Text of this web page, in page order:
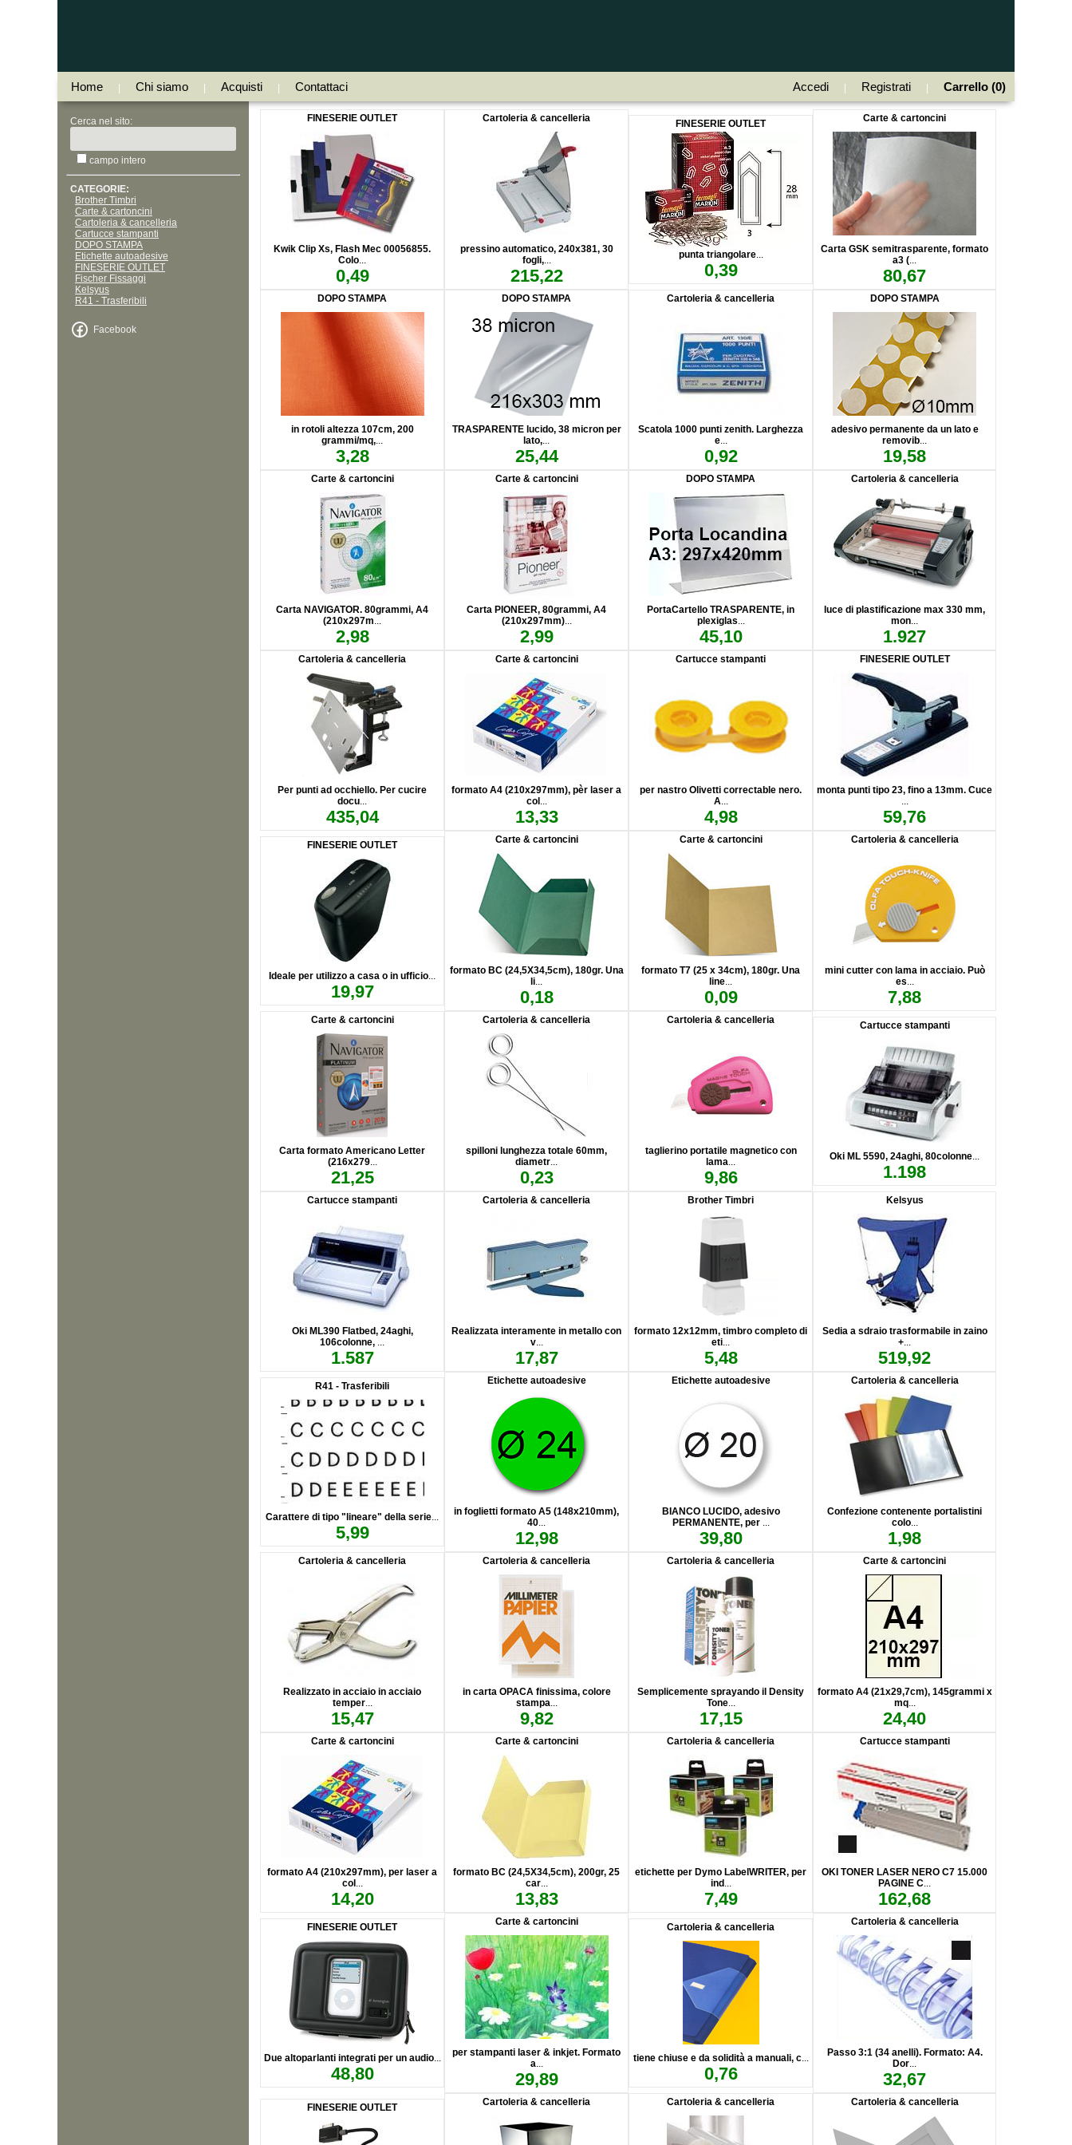
Home Chi siamo Acquisti Contattaci Accedi Registrati Carrello (0)
Cerca nel sito:
campo intero
CATEGORIE:
Brother Timbri
Carte & cartoncini
Cartoleria & cancelleria
Cartucce stampanti
DOPO STAMPA
Etichette autoadesive
FINESERIE OUTLET
Fischer Fissaggi
Kelsyus
R41 - Trasferibili
Facebook
FINESERIE OUTLET
Kwik Clip Xs, Flash Mec 00056855.
Colo...
0,49
Cartoleria & cancelleria
pressino automatico, 240x381, 30
fogli,...
215,22
FINESERIE OUTLET
punta triangolare...
0,39
Carte & cartoncini
Carta GSK semitrasparente, formato
a3 (...
80,67
DOPO STAMPA
in rotoli altezza 107cm, 200
grammi/mq,...
3,28
DOPO STAMPA
TRASPARENTE lucido, 38 micron per
lato,...
25,44
Cartoleria & cancelleria
Scatola 1000 punti zenith. Larghezza
e...
0,92
DOPO STAMPA
adesivo permanente da un lato e
removib...
19,58
Carte & cartoncini
Carta NAVIGATOR. 80grammi, A4
(210x297m...
2,98
Carte & cartoncini
Carta PIONEER, 80grammi, A4
(210x297mm)...
2,99
DOPO STAMPA
PortaCartello TRASPARENTE, in
plexiglas...
45,10
Cartoleria & cancelleria
luce di plastificazione max 330 mm,
mon...
1.927
Cartoleria & cancelleria
Per punti ad occhiello. Per cucire
docu...
435,04
Carte & cartoncini
formato A4 (210x297mm), pèr laser a
col ...
13,33
Cartucce stampanti
per nastro Olivetti correctable nero.
A...
4,98
FINESERIE OUTLET
monta punti tipo 23, fino a 13mm. Cuce
...
59,76
FINESERIE OUTLET
Ideale per utilizzo a casa o in ufficio...
19,97
Carte & cartoncini
formato BC (24,5X34,5cm), 180gr. Una
li...
0,18
Carte & cartoncini
formato T7 (25 x 34cm), 180gr. Una
line...
0,09
Cartoleria & cancelleria
mini cutter con lama in acciaio. Può
es...
7,88
Carte & cartoncini
Carta formato Americano Letter
(216x279...
21,25
Cartoleria & cancelleria
spilloni lunghezza totale 60mm,
diametr...
0,23
Cartoleria & cancelleria
taglierino portatile magnetico con
lama...
9,86
Cartucce stampanti
Oki ML 5590, 24aghi, 80colonne...
1.198
Cartucce stampanti
Oki ML390 Flatbed, 24aghi,
106colonne, ...
1.587
Cartoleria & cancelleria
Realizzata interamente in metallo con
v...
17,87
Brother Timbri
formato 12x12mm, timbro completo di
eti...
5,48
Kelsyus
Sedia a sdraio trasformabile in zaino
+...
519,92
R41 - Trasferibili
Carattere di tipo "lineare" della serie...
5,99
Etichette autoadesive
in foglietti formato A5 (148x210mm),
40...
12,98
Etichette autoadesive
BIANCO LUCIDO, adesivo
PERMANENTE, per ...
39,80
Cartoleria & cancelleria
Confezione contenente portalistini
colo...
1,98
Cartoleria & cancelleria
Realizzato in acciaio in acciaio
temper...
15,47
Cartoleria & cancelleria
in carta OPACA finissima, colore
stampa...
9,82
Cartoleria & cancelleria
Semplicemente sprayando il Density
Tone...
17,15
Carte & cartoncini
formato A4 (21x29,7cm), 145grammi x
mq...
24,40
Carte & cartoncini
formato A4 (210x297mm), per laser a
col ...
14,20
Carte & cartoncini
formato BC (24,5X34,5cm), 200gr, 25
car...
13,83
Cartoleria & cancelleria
etichette per Dymo LabelWRITER, per
ind ...
7,49
Cartucce stampanti
OKI TONER LASER NERO C7 15.000
PAGINE C...
162,68
FINESERIE OUTLET
Due altoparlanti integrati per un audio...
48,80
Carte & cartoncini
per stampanti laser & inkjet. Formato
a...
29,89
Cartoleria & cancelleria
tiene chiuse e da solidità a manuali, c...
0,76
Cartoleria & cancelleria
Passo 3:1 (34 anelli). Formato: A4.
Dor...
32,67
FINESERIE OUTLET Cartoleria & cancelleria Cartoleria & cancelleria Cartoleria & cancelleria